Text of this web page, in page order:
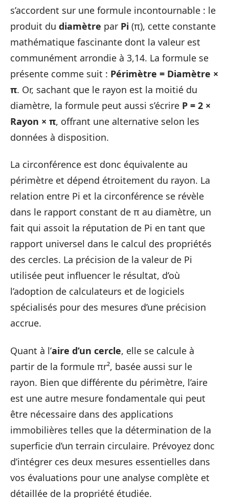
s’accordent sur une formule incontournable : le
produit du diamètre par Pi (π), cette constante
mathématique fascinante dont la valeur est
communément arrondie à 3,14. La formule se
présente comme suit : Périmètre = Diamètre ×
π. Or, sachant que le rayon est la moitié du
diamètre, la formule peut aussi s’écrire P = 2 ×
Rayon × π, offrant une alternative selon les
données à disposition.
La circonférence est donc équivalente au
périmètre et dépend étroitement du rayon. La
relation entre Pi et la circonférence se révèle
dans le rapport constant de π au diamètre, un
fait qui assoit la réputation de Pi en tant que
rapport universel dans le calcul des propriétés
des cercles. La précision de la valeur de Pi
utilisée peut influencer le résultat, d’où
l’adoption de calculateurs et de logiciels
spécialisés pour des mesures d’une précision
accrue.
Quant à l’aire d’un cercle, elle se calcule à
partir de la formule πr², basée aussi sur le
rayon. Bien que différente du périmètre, l’aire
est une autre mesure fondamentale qui peut
être nécessaire dans des applications
immobilières telles que la détermination de la
superficie d’un terrain circulaire. Prévoyez donc
d’intégrer ces deux mesures essentielles dans
vos évaluations pour une analyse complète et
détaillée de la propriété étudiée.